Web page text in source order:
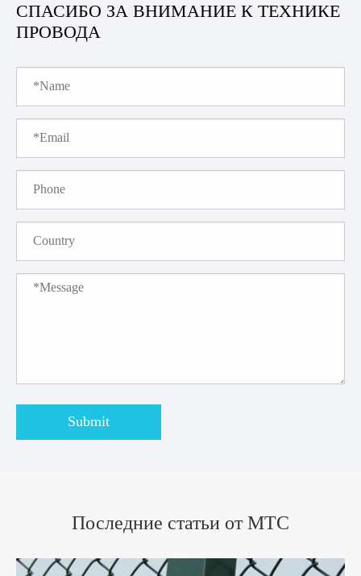
СПАСИБО ЗА ВНИМАНИЕ К ТЕХНИКЕ
ПРОВОДА
Submit
Последние статьи от MTC